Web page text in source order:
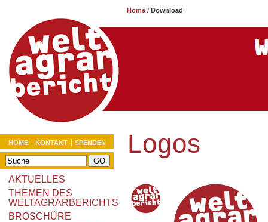
Logos
Home / Download
HOME KONTAKT SPENDEN
AKTUELLES
THEMEN DES
WELTAGRARBERICHTS
BROSCHÜRE